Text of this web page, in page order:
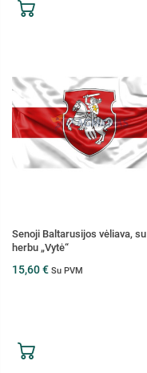
Senoji Baltarusijos vėliava, su
herbu „Vytė“
15,60 € Su PVM